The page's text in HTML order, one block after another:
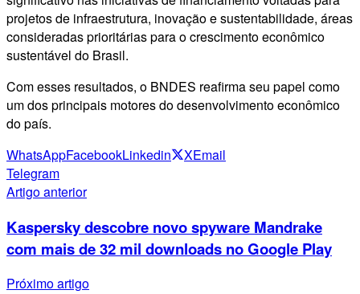
projetos de infraestrutura, inovação e sustentabilidade, áreas
consideradas prioritárias para o crescimento econômico
sustentável do Brasil.
Com esses resultados, o BNDES reafirma seu papel como
um dos principais motores do desenvolvimento econômico
do país.
WhatsAppFacebookLinkedin XEmail
Telegram
Artigo anterior
Kaspersky descobre novo spyware Mandrake
com mais de 32 mil downloads no Google Play
Próximo artigo